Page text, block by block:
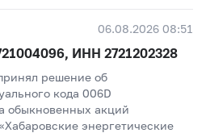
06.08.2026 08:51
ИНН 2721202328
решение об
кода 006D
обыкновенных акций
энергетические